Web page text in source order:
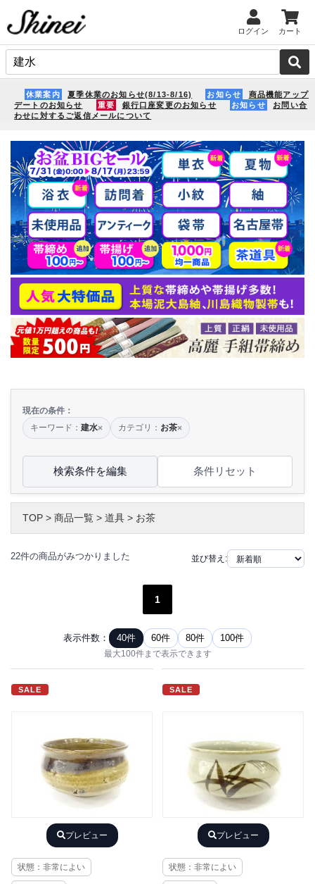
ログイン カート
休業案内 夏季休業のお知らせ(8/13-8/16) お知らせ
商品機能アップ
デートのお知らせ
重要 銀行口座変更のお知らせ お知らせ
お問い合
わせに対するご返信メールについて
現在の条件：
キーワード： 建水× カテゴリ： お茶×
検索条件を編集 条件リセット
TOP > 商品一覧 > 道具 > お茶
22件の商品がみつかりました 並び替え:
1
表示件数： 40件 60件 80件 100件
最大100件まで表示できます
SALE
プレビュー
状態：非常によい
SALE
プレビュー
状態：非常によい